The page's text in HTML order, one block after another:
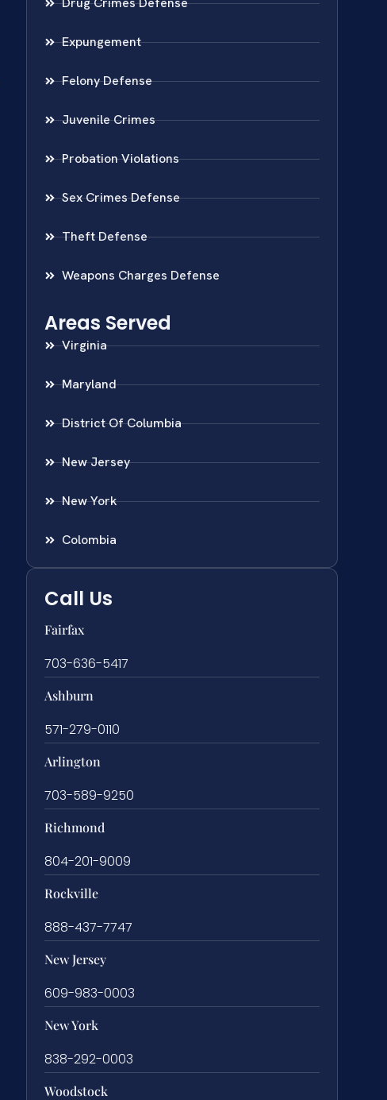
Expungement
Felony Defense
Juvenile Crimes
Probation Violations
Sex Crimes Defense
Theft Defense
Weapons Charges Defense
Areas Served
Virginia
Maryland
District Of Columbia
New Jersey
New York
Colombia
Call Us
Fairfax
703-636-5417
Ashburn
571-279-0110
Arlington
703-589-9250
Richmond
804-201-9009
Rockville
888-437-7747
New Jersey
609-983-0003
New York
838-292-0003
Woodstock